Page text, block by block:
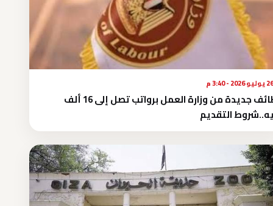
2026 - 3:40 م
وظائف جديدة من وزارة العمل برواتب تصل إلى 16 ألف
التقديم